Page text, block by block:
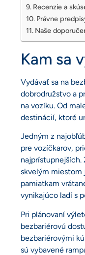
Recenzie a
Právne
Naše
Kam sa
Vydávať sa na
dobrodružstvo a
na vozíku. Od
destinácií, ktoré
Jedným z
pre vozíčkarov,
najprístupnejších.
skvelým miestom
pamiatkam
vynikajúco ladí s
Pri plánovaní
bezbariérovú
bezbariérovými
sú vybavené